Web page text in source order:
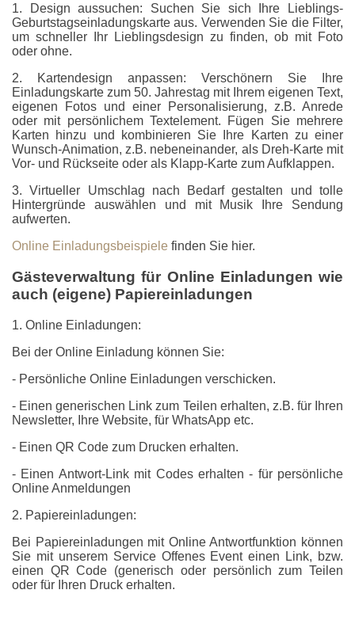
1. Design aussuchen: Suchen Sie sich Ihre Lieblings-
Geburtstagseinladungskarte aus. Verwenden Sie die Filter,
um schneller Ihr Lieblingsdesign zu finden, ob mit Foto
oder ohne.
2. Kartendesign anpassen: Verschönern Sie Ihre
Einladungskarte zum 50. Jahrestag mit Ihrem eigenen Text,
eigenen Fotos und einer Personalisierung, z.B. Anrede
oder mit persönlichem Textelement. Fügen Sie mehrere
Karten hinzu und kombinieren Sie Ihre Karten zu einer
Wunsch-Animation, z.B. nebeneinander, als Dreh-Karte mit
Vor- und Rückseite oder als Klapp-Karte zum Aufklappen.
3. Virtueller Umschlag nach Bedarf gestalten und tolle
Hintergründe auswählen und mit Musik Ihre Sendung
aufwerten.
Online Einladungsbeispiele finden Sie hier.
Gästeverwaltung für Online Einladungen wie
auch (eigene) Papiereinladungen
1. Online Einladungen:
Bei der Online Einladung können Sie:
- Persönliche Online Einladungen verschicken.
- Einen generischen Link zum Teilen erhalten, z.B. für Ihren
Newsletter, Ihre Website, für WhatsApp etc.
- Einen QR Code zum Drucken erhalten.
- Einen Antwort-Link mit Codes erhalten - für persönliche
Online Anmeldungen
2. Papiereinladungen:
Bei Papiereinladungen mit Online Antwortfunktion können
Sie mit unserem Service Offenes Event einen Link, bzw.
einen QR Code (generisch oder persönlich zum Teilen
oder für Ihren Druck erhalten.